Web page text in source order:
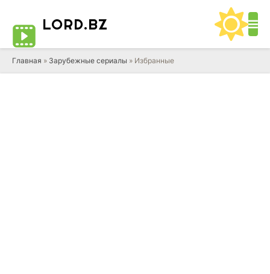
LORD.BZ
Главная » Зарубежные сериалы » Избранные